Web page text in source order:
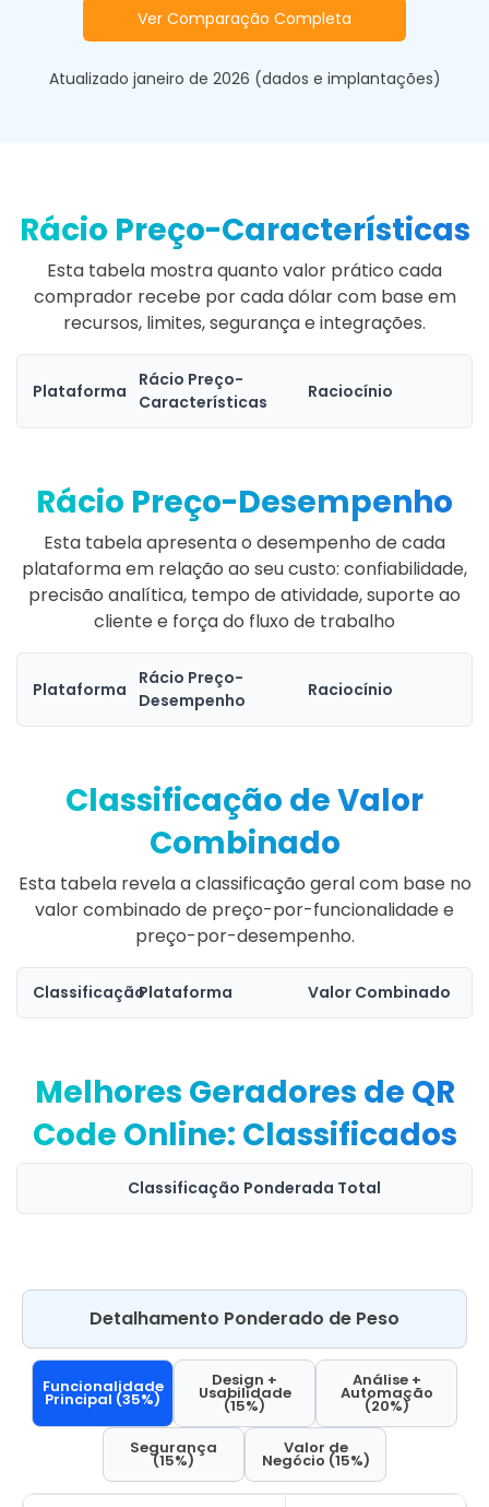
Ver Comparação Completa
Atualizado janeiro de 2026 (dados e implantações)
Rácio Preço-Características
Esta tabela mostra quanto valor prático cada
comprador recebe por cada dólar com base em
recursos, limites, segurança e integrações.
Plataforma
Rácio Preço-
Características
Raciocínio
Rácio Preço-Desempenho
Esta tabela apresenta o desempenho de cada
plataforma em relação ao seu custo: confiabilidade,
precisão analítica, tempo de atividade, suporte ao
cliente e força do fluxo de trabalho
Plataforma
Rácio Preço-
Desempenho
Raciocínio
Classificação de Valor
Combinado
Esta tabela revela a classificação geral com base no
valor combinado de preço-por-funcionalidade e
preço-por-desempenho.
ClassificaçãoPlataforma Valor Combinado
Melhores Geradores de QR
Code Online: Classificados
Classificação Ponderada Total
Detalhamento Ponderado de Peso
Funcionalidade
Principal (35%)
Design +
Usabilidade
(15%)
Análise +
Automação
(20%)
Segurança
(15%)
Valor de
Negócio (15%)